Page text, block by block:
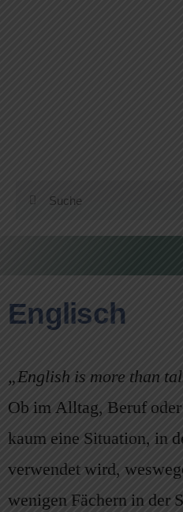
Englisch
„English is more than
Ob im Alltag, Beruf
kaum eine Situation, in
verwendet wird,
wenigen Fächern in der